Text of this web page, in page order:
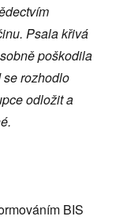
Psala křivá
poškodila
se rozhodlo
odložit a
BIS